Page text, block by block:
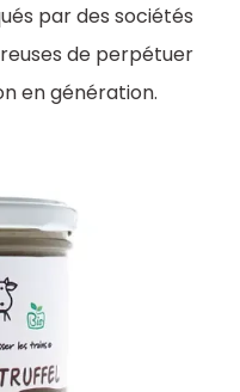
par des sociétés
de perpétuer
en génération.